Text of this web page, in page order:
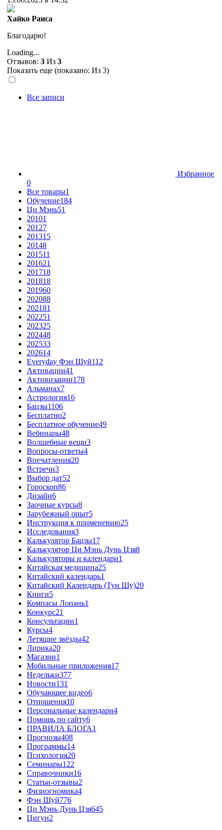
Хайко Раиса
Благодарю!
Loading...
Отзывов: 3 Из 3
Показать еще (показано: Из 3)
Все записи
Избранное
0
Все товары1
Обучение184
Ци Мэнь51
20101
20127
201315
20148
201511
201621
201718
201818
201960
202088
202181
202251
202325
202448
202533
202614
Everyday Фэн Шуй112
Активации41
Активизации178
Альманах7
Астрология16
Бацзы1106
Бесплатно2
Бесплатное обучение49
Вебинары48
Волшебные вещи3
Вопросы-ответы4
Впечатления20
Встречи3
Выбор дат52
Гороскоп86
Дизайн6
Заочные курсы8
Зарубежный опыт5
Инструкция к применению25
Исследования3
Калькулятор Бацзы17
Калькулятор Ци Мэнь Дунь Цзя8
Калькуляторы и календари1
Китайская медицина25
Китайский календарь1
Китайский Календарь (Тун Шу)20
Книги5
Компасы Лопань1
Конкурс21
Консультации1
Курсы4
Летящие звёзды42
Лирика20
Магазин1
Мобильные приложения17
Недельки377
Новости131
Обучающее видео6
Отношения10
Персональные календари4
Помощь по сайту6
ПРАВИЛА БЛОГА1
Прогнозы408
Программы14
Психология20
Семинары122
Справочники16
Статьи-отзывы2
Физиогномика4
Фэн Шуй776
Ци Мэнь Дунь Цзя645
Цигун2